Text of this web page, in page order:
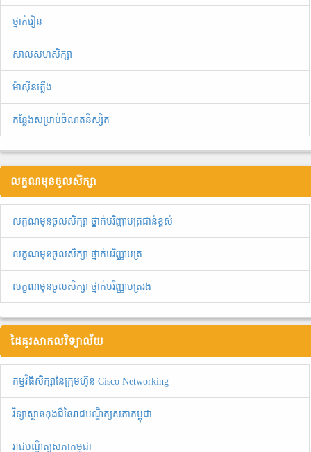
ថ្នាក់រៀន
សាលសហសិក្សា
ម៉ាស៊ីនភ្លើង
កន្លែងសម្រាប់ចំណតនិស្សិត
លក្ខណមុនចូលសិក្សា
លក្ខណមុនចូលសិក្សា ថ្នាក់បរិញ្ញាបត្រជាន់ខ្ពស់
លក្ខណមុនចូលសិក្សា ថ្នាក់បរិញ្ញាបត្រ
លក្ខណមុនចូលសិក្សា ថ្នាក់បរិញ្ញាបត្ររង
ដៃគូរសាកលវិទ្យាល័យ
កម្មវិធីសិក្សានៃក្រុមហ៊ុន Cisco Networking
វិទ្យាស្ថានខុងជឺនៃរាជបណ្ឌិត្យសភាកម្ពុជា
រាជបណ្ឌិត្យសភាកម្ពុជា